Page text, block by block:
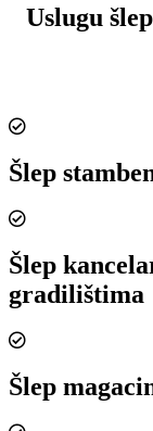
Uslugu
Šlep
Šlep
gradilištima
Šlep